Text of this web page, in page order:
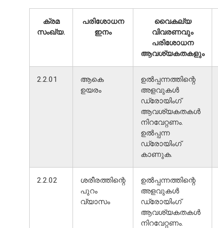
ക്രമ
സംഖ്യ.
പരിശോധന
ഇനം
വൈകല്യ
വിവരണവും
പരിശോധന
ആവശ്യകതകളും
2.2.01
ആകെ
ഉയരം
ഉൽപ്പന്നത്തിന്റെ
അളവുകൾ
ഡ്രോയിംഗ്
ആവശ്യകതകൾ
നിറവേറ്റണം.
ഉൽപ്പന്ന
ഡ്രോയിംഗ്
കാണുക.
2.2.02
ശരീരത്തിന്റെ
പുറം
വ്യാസം
ഉൽപ്പന്നത്തിന്റെ
അളവുകൾ
ഡ്രോയിംഗ്
ആവശ്യകതകൾ
നിറവേറ്റണം.